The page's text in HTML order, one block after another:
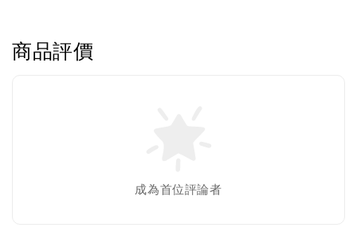
商品評價
成為首位評論者